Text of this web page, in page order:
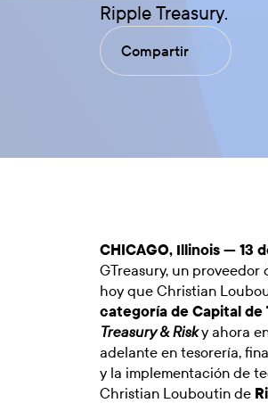
Ripple Treasury.
Compartir
CHICAGO, Illinois — 13
GTreasury, un
hoy que Christian
categoría de Capital de
Treasury & Risky ahora
adelante en tesorería,
y la implementación de
Christian Louboutin de